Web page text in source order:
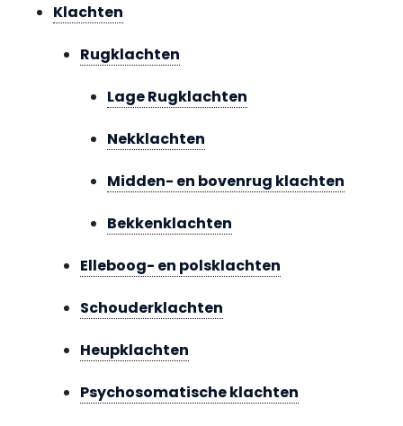
Klachten
Rugklachten
Lage Rugklachten
Nekklachten
Midden- en bovenrug klachten
Bekkenklachten
Elleboog- en polsklachten
Schouderklachten
Heupklachten
Psychosomatische klachten